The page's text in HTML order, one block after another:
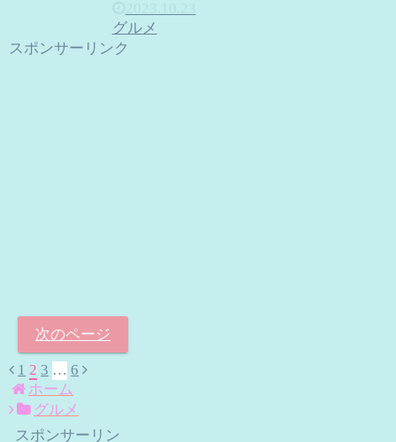
グルメ
スポンサーリンク
次のページ
前
へ
1 2 3 … 6 次
ホーム
グルメ
スポンサーリン